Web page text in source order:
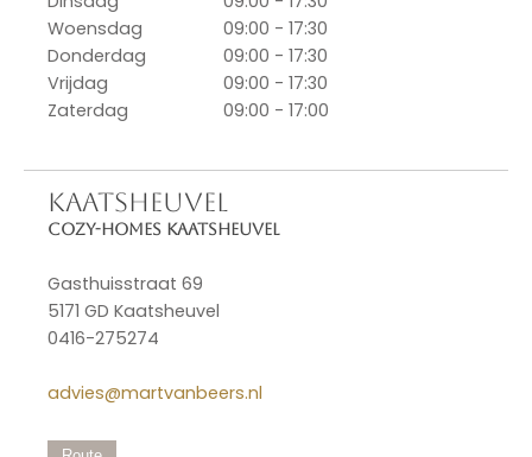
Woensdag
09:00 - 17:30
Donderdag
09:00 - 17:30
Vrijdag
09:00 - 17:30
Zaterdag
09:00 - 17:00
KAATSHEUVEL
Cozy-Homes Kaatsheuvel
Gasthuisstraat 69
5171 GD Kaatsheuvel
0416-275274
advies@martvanbeers.nl